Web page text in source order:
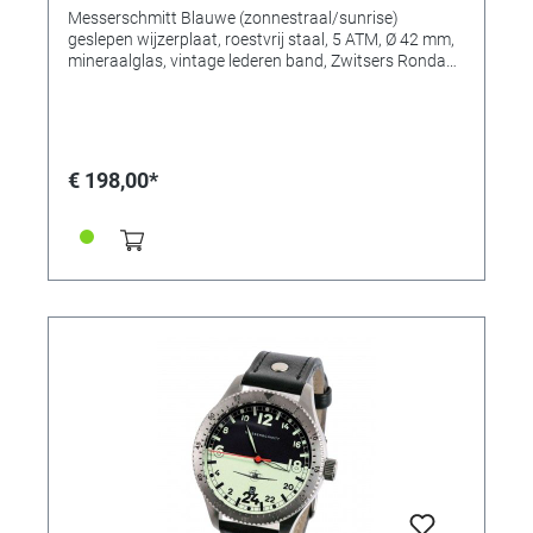
Messerschmitt Blauwe (zonnestraal/sunrise)
geslepen wijzerplaat, roestvrij staal, 5 ATM, Ø 42 mm,
mineraalglas, vintage lederen band, Zwitsers Ronda
€ 198,00*